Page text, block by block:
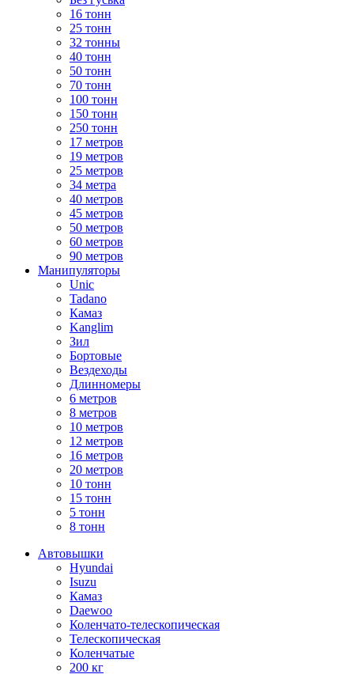
16 тонн
25 тонн
32 тонны
40 тонн
50 тонн
70 тонн
100 тонн
150 тонн
250 тонн
17 метров
19 метров
25 метров
34 метра
40 метров
45 метров
50 метров
60 метров
90 метров
Манипуляторы
Unic
Tadano
Камаз
Kanglim
Зил
Бортовые
Вездеходы
Длинномеры
6 метров
8 метров
10 метров
12 метров
16 метров
20 метров
10 тонн
15 тонн
5 тонн
8 тонн
Автовышки
Hyundai
Isuzu
Камаз
Daewoo
Коленчато-телескопическая
Телескопическая
Коленчатые
200 кг